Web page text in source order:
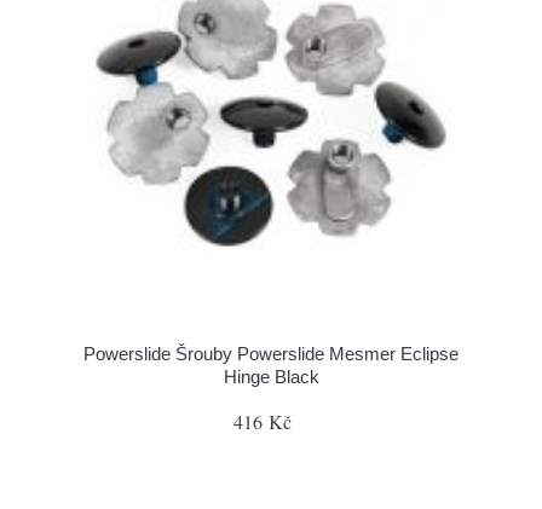
Powerslide Šrouby Powerslide Mesmer Eclipse
Hinge Black
416 Kč